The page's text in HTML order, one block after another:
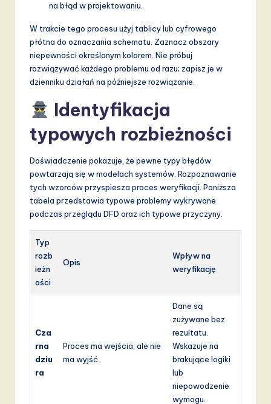
na błąd w projektowaniu.
W trakcie tego procesu użyj tablicy lub cyfrowego
płótna do oznaczania schematu. Zaznacz obszary
niepewności określonym kolorem. Nie próbuj
rozwiązywać każdego problemu od razu; zapisz je w
dzienniku działań na późniejsze rozwiązanie.
Identyfikacja
typowych rozbieżności
Doświadczenie pokazuje, że pewne typy błędów
powtarzają się w modelach systemów. Rozpoznawanie
tych wzorców przyspiesza proces weryfikacji. Poniższa
tabela przedstawia typowe problemy wykrywane
podczas przeglądu DFD oraz ich typowe przyczyny.
Typ
rozb
ieżn
ości
Opis
Wpływ na
weryfikację
Cza
rna
dziu
ra
Proces ma wejścia, ale nie
ma wyjść.
Dane są
zużywane bez
rezultatu.
Wskazuje na
brakujące logiki
lub
niepowodzenie
wymogu.